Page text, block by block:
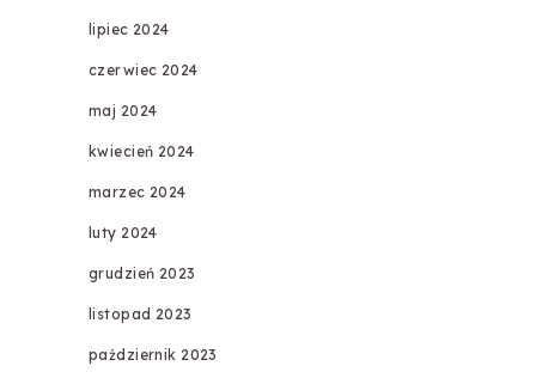
lipiec 2024
czerwiec 2024
maj 2024
kwiecień 2024
marzec 2024
luty 2024
grudzień 2023
listopad 2023
październik 2023